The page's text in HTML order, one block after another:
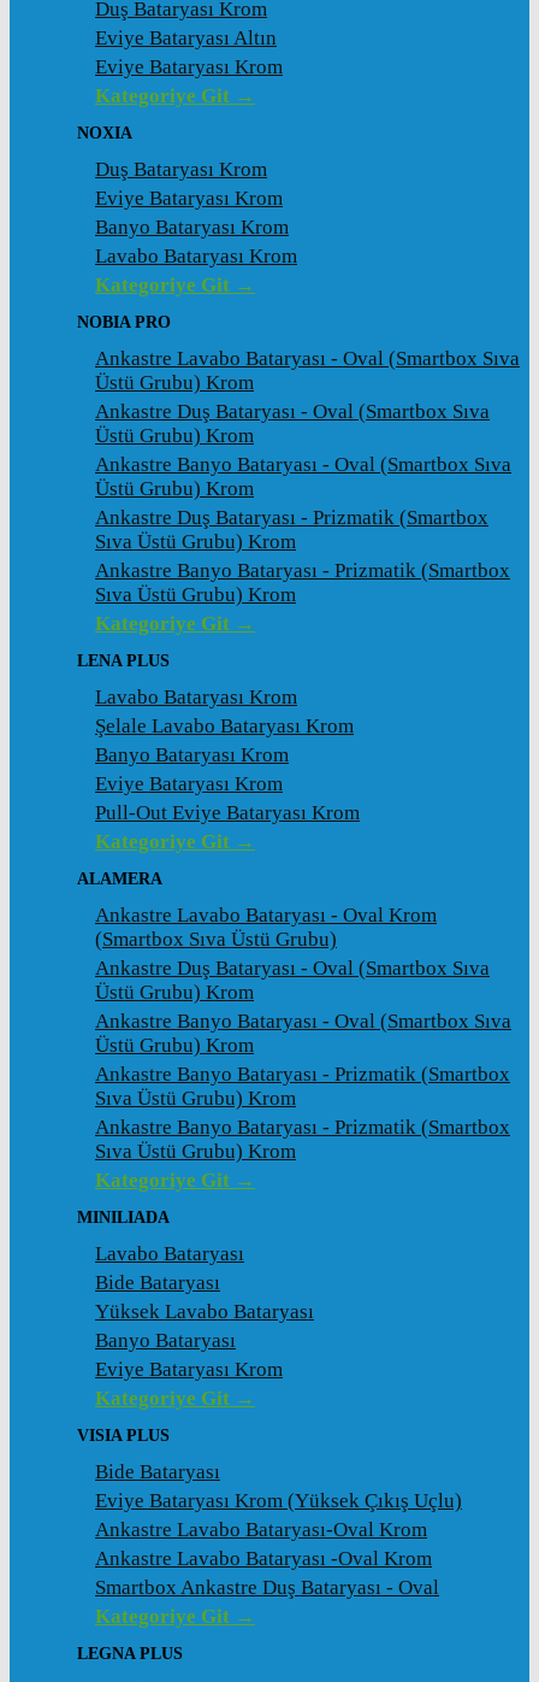
Duş Bataryası Krom
Eviye Bataryası Altın
Eviye Bataryası Krom
Kategoriye Git →
NOXIA
Duş Bataryası Krom
Eviye Bataryası Krom
Banyo Bataryası Krom
Lavabo Bataryası Krom
Kategoriye Git →
NOBIA PRO
Ankastre Lavabo Bataryası - Oval (Smartbox Sıva
Üstü Grubu) Krom
Ankastre Duş Bataryası - Oval (Smartbox Sıva
Üstü Grubu) Krom
Ankastre Banyo Bataryası - Oval (Smartbox Sıva
Üstü Grubu) Krom
Ankastre Duş Bataryası - Prizmatik (Smartbox
Sıva Üstü Grubu) Krom
Ankastre Banyo Bataryası - Prizmatik (Smartbox
Sıva Üstü Grubu) Krom
Kategoriye Git →
LENA PLUS
Lavabo Bataryası Krom
Şelale Lavabo Bataryası Krom
Banyo Bataryası Krom
Eviye Bataryası Krom
Pull-Out Eviye Bataryası Krom
Kategoriye Git →
ALAMERA
Ankastre Lavabo Bataryası - Oval Krom
(Smartbox Sıva Üstü Grubu)
Ankastre Duş Bataryası - Oval (Smartbox Sıva
Üstü Grubu) Krom
Ankastre Banyo Bataryası - Oval (Smartbox Sıva
Üstü Grubu) Krom
Ankastre Banyo Bataryası - Prizmatik (Smartbox
Sıva Üstü Grubu) Krom
Ankastre Banyo Bataryası - Prizmatik (Smartbox
Sıva Üstü Grubu) Krom
Kategoriye Git →
MINILIADA
Lavabo Bataryası
Bide Bataryası
Yüksek Lavabo Bataryası
Banyo Bataryası
Eviye Bataryası Krom
Kategoriye Git →
VISIA PLUS
Bide Bataryası
Eviye Bataryası Krom (Yüksek Çıkış Uçlu)
Ankastre Lavabo Bataryası-Oval Krom
Ankastre Lavabo Bataryası -Oval Krom
Smartbox Ankastre Duş Bataryası - Oval
Kategoriye Git →
LEGNA PLUS